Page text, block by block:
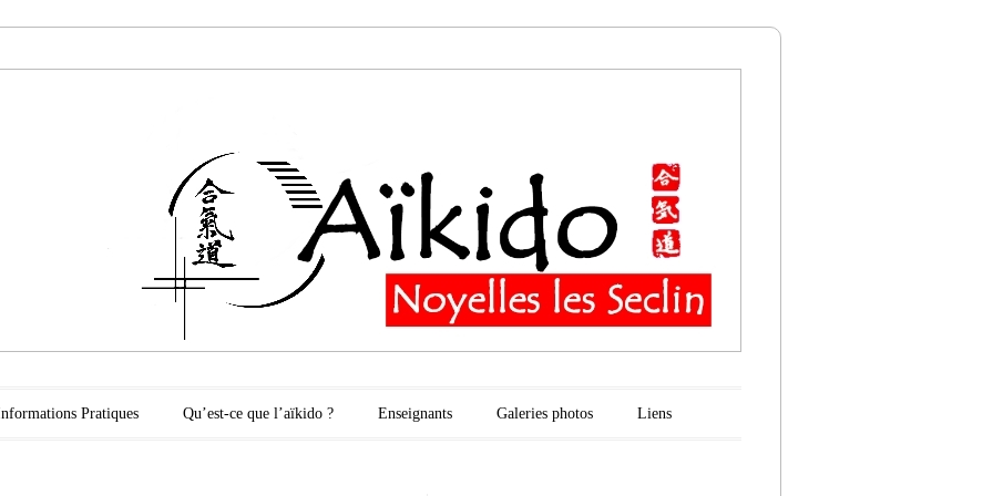
Pratiques Qu’est-ce que l’aïkido ? Enseignants Galeries photos Liens